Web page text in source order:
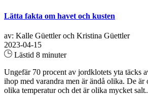
Lätta fakta om havet och kusten
av: Kalle Güettler och Kristina Güettler
2023-04-15
Lästid 8 minuter
Ungefär 70 procent av jordklotets yta täcks
ihop med varandra men är ändå olika. De är
olika temperatur och det är olika mycket